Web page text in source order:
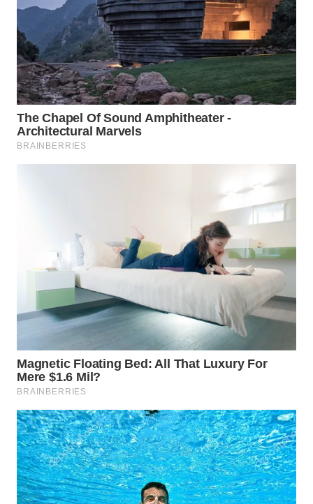
WAHANA
WAHANA
TRAVEL
WAHANA
TV
WAHANANEWS
WAHANANEWS
WAHANA
WAHANA
UMKM
WAHANA
SELEB
WAHANA
PERSONA